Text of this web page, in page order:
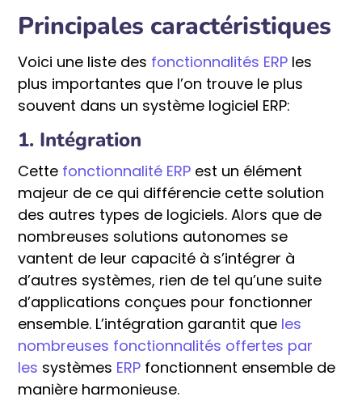
Principales caractéristiques
Voici une liste des fonctionnalités ERP les
plus importantes que l’on trouve le plus
souvent dans un système logiciel ERP:
1. Intégration
Cette fonctionnalité ERP est un élément
majeur de ce qui différencie cette solution
des autres types de logiciels. Alors que de
nombreuses solutions autonomes se
vantent de leur capacité à s’intégrer à
d’autres systèmes, rien de tel qu’une suite
d’applications conçues pour fonctionner
ensemble. L’intégration garantit que les
nombreuses fonctionnalités offertes par
les systèmes ERP fonctionnent ensemble de
manière harmonieuse.